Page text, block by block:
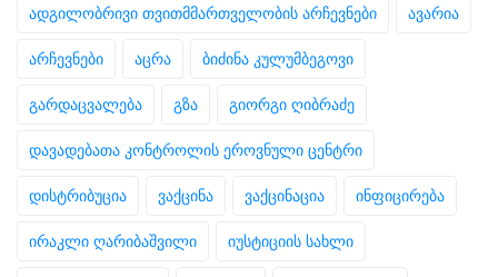
ადგილობრივი თვითმმართველობის არჩევნები ავარია
არჩევნები აცრა ბიძინა კულუმბეგოვი
გარდაცვალება გზა გიორგი ღიბრაძე
დავადებათა კონტროლის ეროვნული ცენტრი
დისტრიბუცია ვაქცინა ვაქცინაცია ინფიცირება
ირაკლი ღარიბაშვილი იუსტიციის სახლი